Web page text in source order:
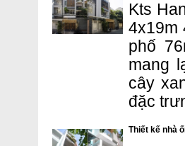
Kts
4x19m
phố
mang
cây
đặc
Thiết kế nhà